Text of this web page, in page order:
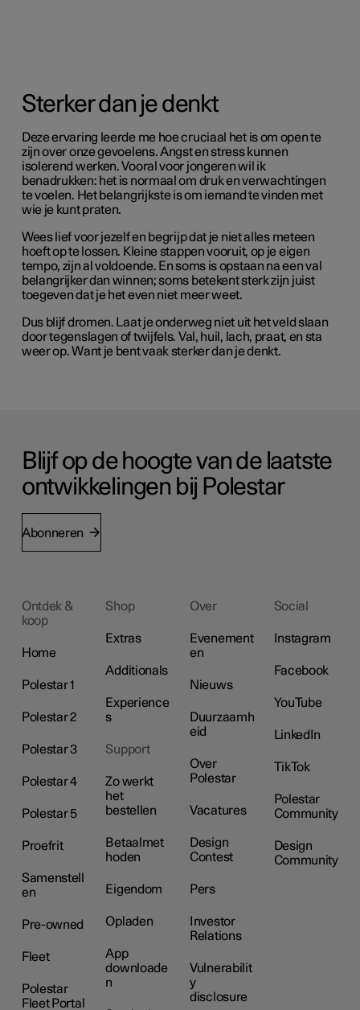
Sterker dan je denkt
Deze ervaring leerde me hoe cruciaal het is om open te
zijn over onze gevoelens. Angst en stress kunnen
isolerend werken. Vooral voor jongeren wil ik
benadrukken: het is normaal om druk en verwachtingen
te voelen. Het belangrijkste is om iemand te vinden met
wie je kunt praten.
Wees lief voor jezelf en begrijp dat je niet alles meteen
hoeft op te lossen. Kleine stappen vooruit, op je eigen
tempo, zijn al voldoende. En soms is opstaan na een val
belangrijker dan winnen; soms betekent sterk zijn juist
toegeven dat je het even niet meer weet.
Dus blijf dromen. Laat je onderweg niet uit het veld slaan
door tegenslagen of twijfels. Val, huil, lach, praat, en sta
weer op. Want je bent vaak sterker dan je denkt.
Blijf op de hoogte van de laatste
ontwikkelingen bij Polestar
Abonneren
Ontdek &
koop
Home
Polestar 1
Polestar 2
Polestar 3
Polestar 4
Polestar 5
Proefrit
Samenstell
en
Pre-owned
Fleet
Polestar
Fleet Portal
Shop
Extras
Additionals
Experience
s
Support
Zo werkt
het
bestellen
Betaalmet
hoden
Eigendom
Opladen
App
downloade
n
Over
Evenement
en
Nieuws
Duurzaamh
eid
Over
Polestar
Vacatures
Design
Contest
Pers
Investor
Relations
Vulnerabilit
y
disclosure
Social
Instagram
Facebook
YouTube
LinkedIn
TikTok
Polestar
Community
Design
Community